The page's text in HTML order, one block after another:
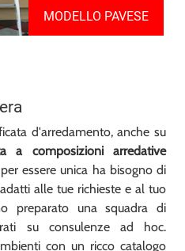
MODELLO PAVESE
d'arredamento, anche su
a composizioni arredative
essere unica ha bisogno di
alle tue richieste e al tuo
preparato una squadra di
su consulenze ad hoc.
con un ricco catalogo